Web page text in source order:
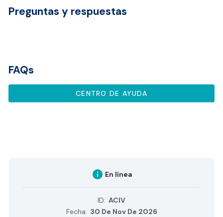
Preguntas y respuestas
FAQs
CENTRO DE AYUDA
info En línea
ID: ACIV
Fecha: 30 De Nov De 2026